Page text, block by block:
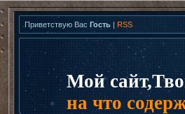
Приветствую Вас Гость | RSS
Мой
на что